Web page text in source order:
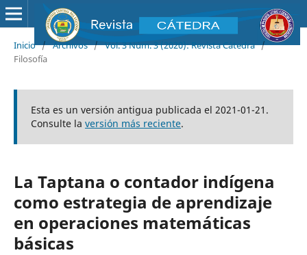
Inicio / Archivos / Vol. 3 Núm. 3 (2020): Revista Cátedra /
Filosofía
Esta es un versión antigua publicada el 2021-01-21.
Consulte la versión más reciente.
La Taptana o contador indígena
como estrategia de aprendizaje
en operaciones matemáticas
básicas